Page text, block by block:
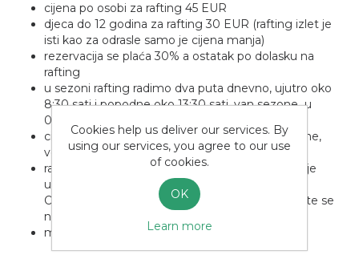
cijena po osobi za rafting 45 EUR
djeca do 12 godina za rafting 30 EUR (rafting izlet je
isti kao za odrasle samo je cijena manja)
rezervacija se plaća 30% a ostatak po dolasku na
rafting
u sezoni rafting radimo dva puta dnevno, ujutro oko
8:30 sati i popodne oko 13:30 sati, van sezone u
09:00 ili po dogovoru
cijena uključuje najam čamca i obavezne opreme,
vodiča, riječnu taksu i obavezno osiguranje
radimo transport ljudi s mini busevima, u cijenu je
uključen transport iz Omiša do starta i nazad do
Omiša. Transport iz drugih mjesta nije uključen te se
naplaćuje dodatno.
mjesto okupljanja za rafting ( mapa okupljanja
Cookies help us deliver our services. By
using our services, you agree to our use
of cookies.
OK
Learn more